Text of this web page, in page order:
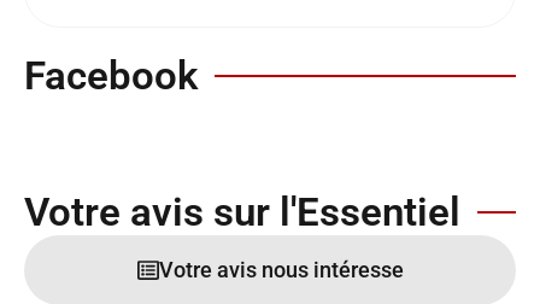
Facebook
Votre avis sur l'Essentiel
Votre avis nous intéresse